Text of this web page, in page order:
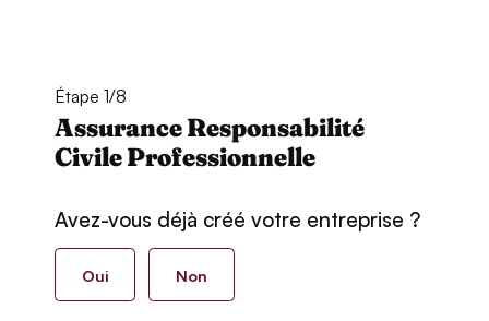
Étape 1/8
Assurance Responsabilité
Civile Professionnelle
Avez-vous déjà créé votre entreprise ?
Oui Non